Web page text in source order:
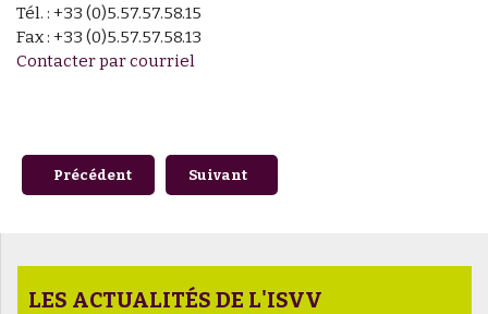
Tél. : +33 (0)5.57.57.58.15
Fax : +33 (0)5.57.57.58.13
Contacter par courriel
Article précédent : Belle robe vermeille, un peu violette.
Précédent Article suivant : Dates de rentrée 2025/
Suivant
LES ACTUALITÉS DE L'ISVV